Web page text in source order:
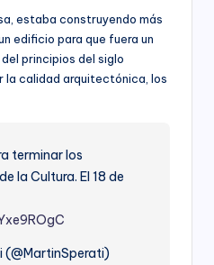
estaba construyendo más
edificio para que fuera un
principios del siglo
la calidad arquitectónica, los
terminar los
la Cultura. El 18 de
(@MartinSperati)